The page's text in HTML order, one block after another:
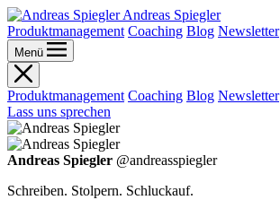
Andreas Spiegler
Produktmanagement Coaching Blog Newsletter
Menü
Produktmanagement Coaching Blog Newsletter
Lass uns sprechen
Andreas Spiegler @andreasspiegler
Schreiben. Stolpern. Schluckauf.